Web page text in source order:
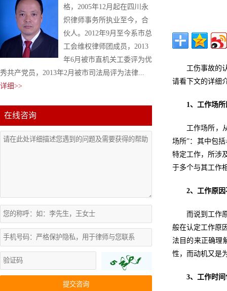
格，2005年12月起在四川永
炽律师事务所执业至今，合
伙人。2012年9月至今系市总
工会维权律师团成员，2013
年6月被市直机关工委评为优
秀共产党员，2013年2月被市司法局评为法律...
详细>>
在线咨询
提交咨询
工伤事故的
请看下文的详细
1、工作场
工作场所，
场所”：其中包
特定工作，所涉
于多个与其工作
2、工作原
而说到工作
般在认定工作原
法目的来正确理
性，而动机又是
3、工作时